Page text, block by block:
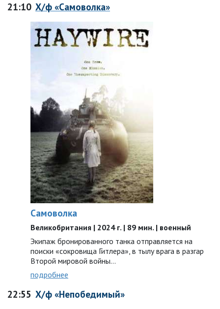
21:10 Х/ф «Самоволка»
Самоволка
Великобритания | 2024 г. | 89 мин. | военный
Экипаж бронированного танка отправляется на
поиски «сокровища Гитлера», в тылу врага в разгар
Второй мировой войны…
подробнее
22:55 Х/ф «Непобедимый»